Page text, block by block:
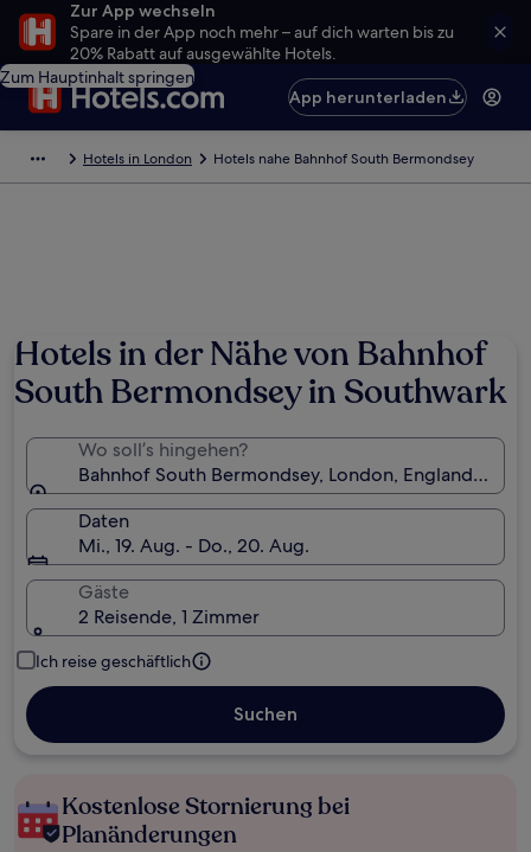
Zur App wechseln
Spare in der App noch mehr – auf dich warten bis zu
20% Rabatt auf ausgewählte Hotels.
Zum Hauptinhalt springen
App herunterladen
Hotels in London Hotels nahe Bahnhof South Bermondsey
Hotels in der Nähe von Bahnhof
South Bermondsey in Southwark
Wo soll’s hingehen?
Bahnhof South Bermondsey, London, England,
Daten
Mi., 19. Aug. - Do., 20. Aug.
Gäste
2 Reisende, 1 Zimmer
Ich reise geschäftlich
Suchen
Kostenlose Stornierung bei
Planänderungen